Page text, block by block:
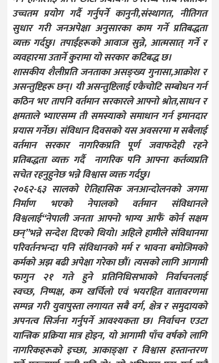
उच्चतम प्रयोग गर्दै गर्नुपर्ने कानुनी,संस्थागत, नीतिगत
सुधार गरी जनअपेक्षा अनुसारका काम गर्ने प्रतिबद्धता
व्यक्त गर्दछु। तपाईंहरूको आवाज सुन्ने, आत्मसात् गर्ने र
व्यवहारमा उतार्ने कुरामा यो सरकार कटिबद्ध छ।
शासकीय शैलीप्रति जनताका असङ्ख्य गुनासा,आक्रोश र
असन्तुष्टिहरू छन्। यी असन्तुष्टिलाई एकैचोटि सम्बोधन गर्न
कठिन भए तापनि वर्तमान सरकारले आफ्नो श्रोत,साधन र
क्षमताले भ्याएसम्म ती समस्याको समाधान गर्न इमानदार
प्रयास गर्नेछ। संविधान दिवसको यस अवसरमा म सबैलाई
वर्तमान सरकार नागरिकप्रति पूर्ण जवाफदेही रहने
प्रतिबद्धता व्यक्त गर्दै नागरिक पनि आफ्ना कर्तव्यप्रति
सचेत रहनुहुनेछ भन्ने विश्वास व्यक्त गर्दछु।
२०६२-६३ सालको ऐतिहासिक जनआन्दोलनको जगमा
निर्माण भएको नेपालको वर्तमान संविधानले
विश्वलाई“नेपाली जनता आफ्नो भाग्य आफैं कोर्न सक्षम
छन्”भन्ने सन्देश दिएको थियो। अहिले हामीले संविधानमा
परिवर्तनभन्दा पनि संविधानको मर्म र भावना बमोजिमको
कर्मको अझ बढी अपेक्षा गरेका छौं। त्यसको लागि आगामी
फागुन २१ गते हुने प्रतिनिधिसभाको निर्वाचनलाई
स्वच्छ, निष्पक्ष, कम खर्चिलो एवं भयरहित वातावरणमा
सम्पन्न गरी युवापुस्ता लगायत सबै वर्ग, क्षेत्र र समुदायको
अपनत्व सिर्जना गर्नुपर्ने आवश्यकता छ। निर्वाचन एउटा
यान्त्रिक प्रक्रिया मात्र होइन, यो आगामी पाँच वर्षको लागि
नागरिकहरूको इच्छा, आकाङ्क्षा र विश्वास हस्तान्तरण